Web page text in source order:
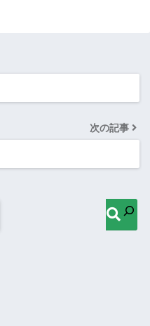
次の記事